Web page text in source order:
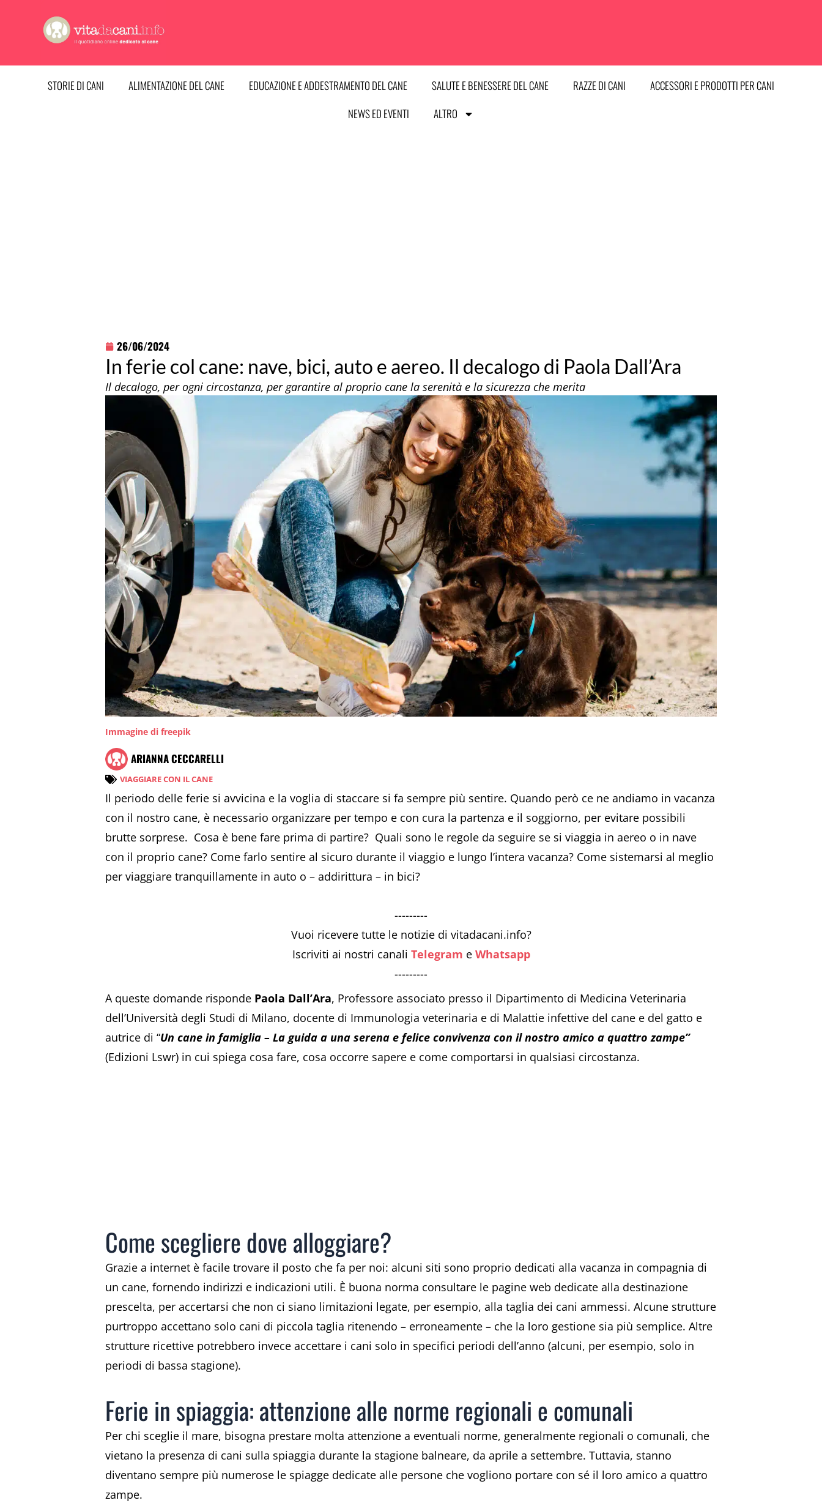
contenuto
STORIE DI CANI ALIMENTAZIONE DEL CANE EDUCAZIONE E ADDESTRAMENTO DEL CANE SALUTE E BENESSERE DEL CANE RAZZE DI CANI
ACCESSORI E PRODOTTI PER CANI
NEWS ED EVENTI
ALTRO
26/06/2024
In ferie col cane: nave, bici, auto e aereo. Il decalogo di Paola Dall’Ara
Il decalogo, per ogni circostanza, per garantire al proprio cane la serenità e la sicurezza che merita
Immagine di freepik
ARIANNA CECCARELLI
VIAGGIARE CON IL CANE
Il periodo delle ferie si avvicina e la voglia di staccare si fa sempre più sentire. Quando però ce ne andiamo in vacanza
con il nostro cane, è necessario organizzare per tempo e con cura la partenza e il soggiorno, per evitare possibili
brutte sorprese. Cosa è bene fare prima di partire? Quali sono le regole da seguire se si viaggia in aereo o in nave
con il proprio cane? Come farlo sentire al sicuro durante il viaggio e lungo l’intera vacanza? Come sistemarsi al meglio
per viaggiare tranquillamente in auto o – addirittura – in bici?
---------
Vuoi ricevere tutte le notizie di vitadacani.info?
Iscriviti ai nostri canali Telegram e Whatsapp
---------
A queste domande risponde Paola Dall’Ara, Professore associato presso il Dipartimento di Medicina Veterinaria
dell’Università degli Studi di Milano, docente di Immunologia veterinaria e di Malattie infettive del cane e del gatto e
autrice di “Un cane in famiglia – La guida a una serena e felice convivenza con il nostro amico a quattro zampe”
(Edizioni Lswr) in cui spiega cosa fare, cosa occorre sapere e come comportarsi in qualsiasi circostanza.
Come scegliere dove alloggiare?
Grazie a internet è facile trovare il posto che fa per noi: alcuni siti sono proprio dedicati alla vacanza in compagnia di
un cane, fornendo indirizzi e indicazioni utili. È buona norma consultare le pagine web dedicate alla destinazione
prescelta, per accertarsi che non ci siano limitazioni legate, per esempio, alla taglia dei cani ammessi. Alcune strutture
purtroppo accettano solo cani di piccola taglia ritenendo – erroneamente – che la loro gestione sia più semplice. Altre
strutture ricettive potrebbero invece accettare i cani solo in specifici periodi dell’anno (alcuni, per esempio, solo in
periodi di bassa stagione).
Ferie in spiaggia: attenzione alle norme regionali e comunali
Per chi sceglie il mare, bisogna prestare molta attenzione a eventuali norme, generalmente regionali o comunali, che
vietano la presenza di cani sulla spiaggia durante la stagione balneare, da aprile a settembre. Tuttavia, stanno
diventano sempre più numerose le spiagge dedicate alle persone che vogliono portare con sé il loro amico a quattro
zampe.